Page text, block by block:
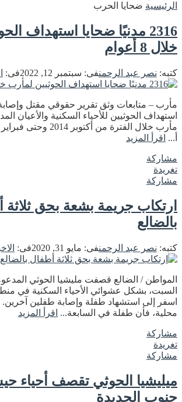
الرئيسية ضحايا الحرب
2316 مدنيًا ضحايا استهداف
خلال 8 أعوام
كتبه: نصر عبد الرحمنفى: سبتمبر 12, 2022 فى:
استهداف الحوثيين للأحياء السكنية والأعيان
أ... اقرأ المزيد
مشاركة
تغريدة
مشاركة
ارتكاب جريمة بشعة بحق ثلاثة
بالضالع
كتبه: نصر عبد الرحمنفى: مايو 31, 2020 فى:
المواطن / الضالع قصفت مليشيا الحوثي
السبت، بشكل عشوائي الأحياء السكنية في
اسفر إلى استشهاد طفلة وإصابة طفلين
محلية، فأن طفلة في السابعة... اقرأ المزيد
مشاركة
تغريدة
مشاركة
ميليشيا الحوثي تقصف أحياء
جنوب الحديدة